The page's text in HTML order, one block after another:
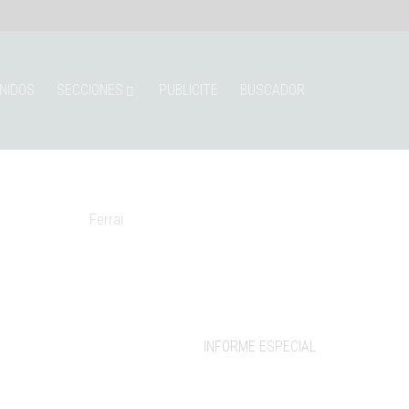
SECCIONES PUBLICITE BUSCADOR
INFORME ESPECIAL